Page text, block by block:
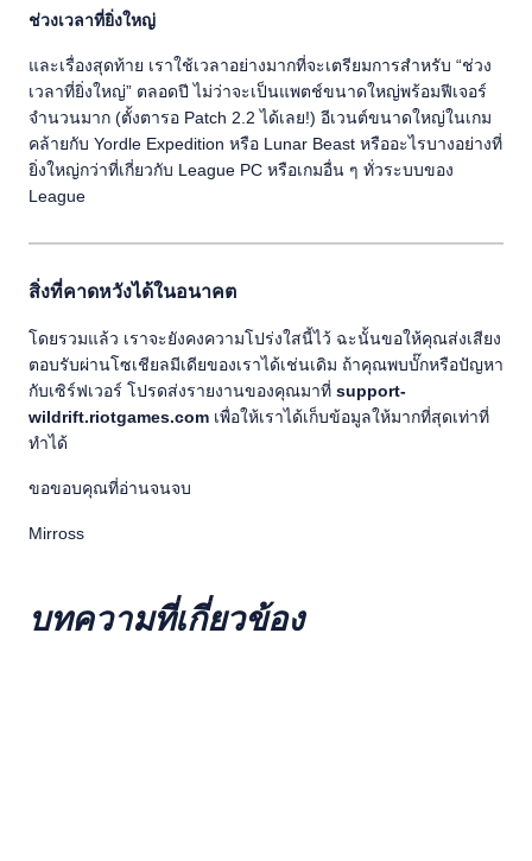
ช่วงเวลาที่ยิ่งใหญ่
และเรื่องสุดท้าย เราใช้เวลาอย่างมากที่จะเตรียมการสำหรับ “ช่วง
เวลาที่ยิ่งใหญ่” ตลอดปี ไม่ว่าจะเป็นแพตช์ขนาดใหญ่พร้อมฟีเจอร์
จำนวนมาก (ตั้งตารอ Patch 2.2 ได้เลย!) อีเวนต์ขนาดใหญ่ในเกม
คล้ายกับ Yordle Expedition หรือ Lunar Beast หรืออะไรบางอย่างที่
ยิ่งใหญ่กว่าที่เกี่ยวกับ League PC หรือเกมอื่น ๆ ทั่วระบบของ
League
สิ่งที่คาดหวังได้ในอนาคต
โดยรวมแล้ว เราจะยังคงความโปร่งใสนี้ไว้ ฉะนั้นขอให้คุณส่งเสียง
ตอบรับผ่านโซเชียลมีเดียของเราได้เช่นเดิม ถ้าคุณพบบั๊กหรือปัญหา
กับเซิร์ฟเวอร์ โปรดส่งรายงานของคุณมาที่ support-
wildrift.riotgames.com เพื่อให้เราได้เก็บข้อมูลให้มากที่สุดเท่าที่
ทำได้
ขอขอบคุณที่อ่านจนจบ
Mirross
บทความที่เกี่ยวข้อง